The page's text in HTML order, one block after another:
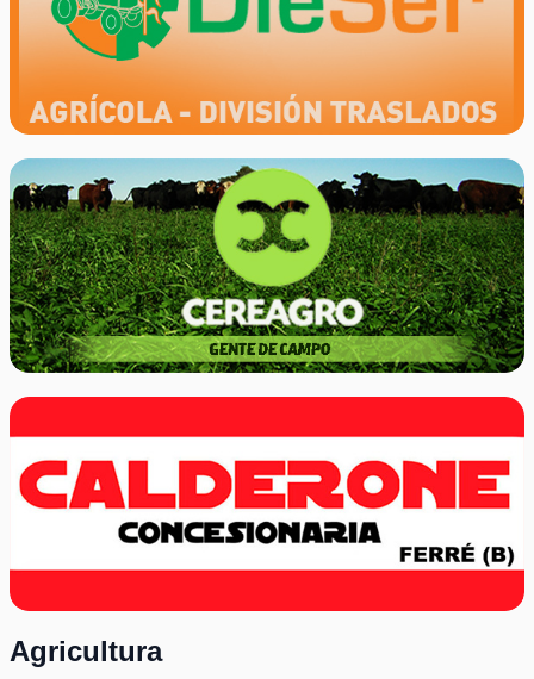
Agricultura